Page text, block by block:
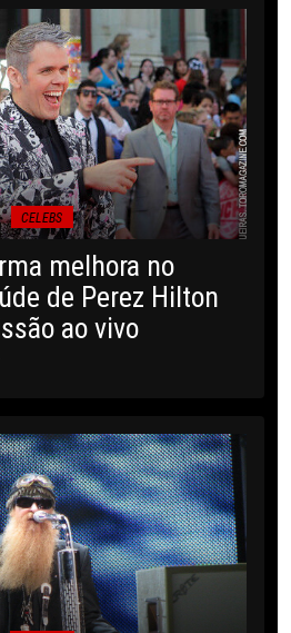
CELEBS
melhora no
de Perez Hilton
ao vivo